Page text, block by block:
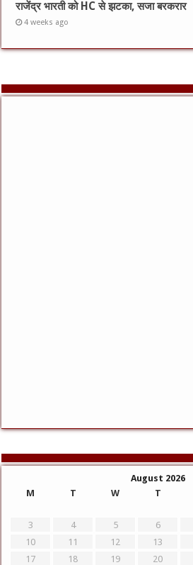
राजेंद्र भारती को HC से झटका, सजा बरकरार
4 weeks ago
August 2026
M
T W T
3
4 5 6
10
11 12 13
17
18 19 20